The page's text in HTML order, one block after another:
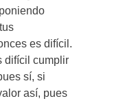
es difícil.
difícil cumplir
sí, si
así, pues